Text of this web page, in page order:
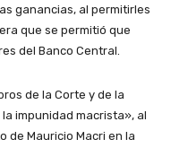
ganancias, al permitirles
que se permitió que
del Banco Central.
de la Corte y de la
impunidad macrista», al
de Mauricio Macri en la